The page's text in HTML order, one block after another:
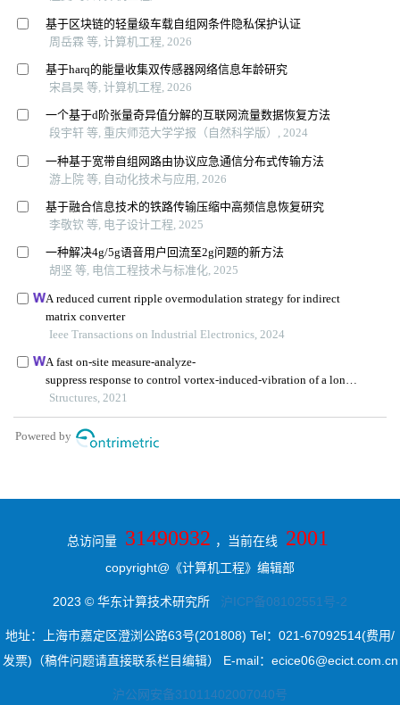
总访问量 31490932 ，当前在线 2001
copyright@《计算机工程》编辑部
2023 © 华东计算技术研究所 沪ICP备08102551号-2
地址：上海市嘉定区澄浏公路63号(201808) Tel：021-67092514(费用/
发票)（稿件问题请直接联系栏目编辑） E-mail：ecice06@ecict.com.cn
沪公网安备31011402007040号